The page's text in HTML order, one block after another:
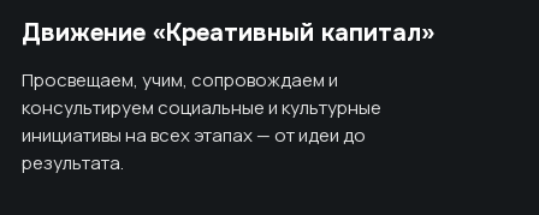
Движение «Креативный капитал»
Просвещаем, учим, сопровождаем и
консультируем социальные и культурные
инициативы на всех этапах — от идеи до
результата.